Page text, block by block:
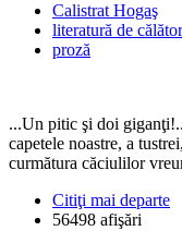
Calistrat Hogaş
literatură de
proză
...Un pitic şi doi
capetele noastre, a
curmătura căciulilor
Citiţi mai departe
56498 afişări